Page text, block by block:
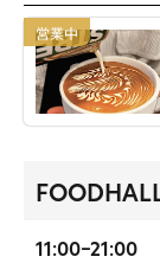
11:00-21:00